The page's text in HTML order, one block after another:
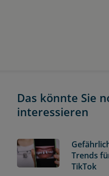
Das könnte Sie
interessieren
Trends
TikTok